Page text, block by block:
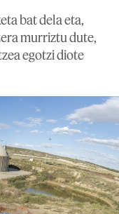
bat dela eta,
murriztu dute,
egotzi diote